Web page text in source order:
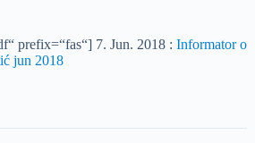
prefix=“fas“] 7. Jun. 2018 : Informator o
jun 2018